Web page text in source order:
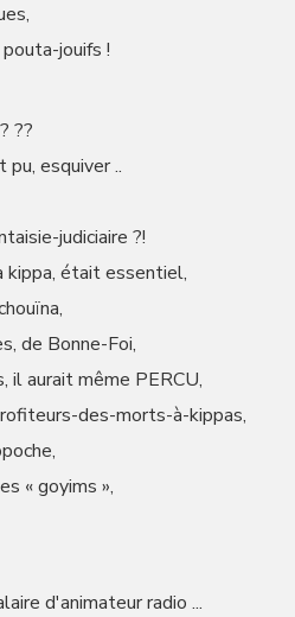
jouifs !
??
pu, esquiver ..
judiciaire ?!
kippa, était essentiel,
de Bonne-Foi,
il aurait même PERCU,
des-morts-à-kippas,
« goyims »,
d'animateur radio ...